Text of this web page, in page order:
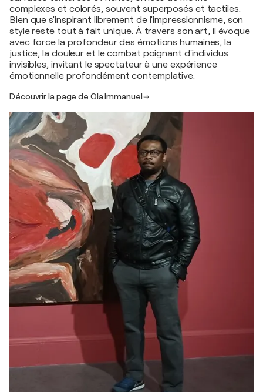
complexes et colorés, souvent superposés et tactiles.
Bien que s'inspirant librement de l'impressionnisme, son
style reste tout à fait unique. À travers son art, il évoque
avec force la profondeur des émotions humaines, la
justice, la douleur et le combat poignant d'individus
invisibles, invitant le spectateur à une expérience
émotionnelle profondément contemplative.
Découvrir la page de Ola Immanuel